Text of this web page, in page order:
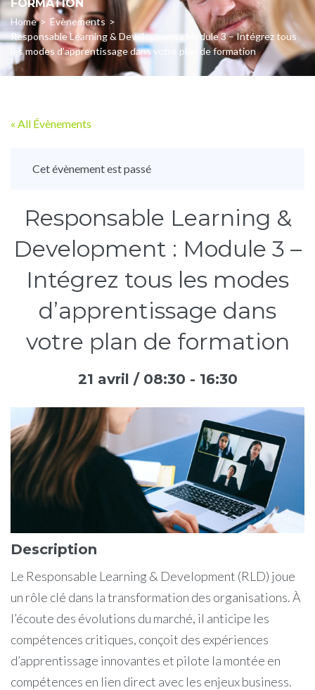
FORMATION
Home > Évènements >
Responsable Learning & Development : Module 3 – Intégrez tous
les modes d’apprentissage dans votre plan de formation
« All Évènements
Cet évènement est passé
Responsable Learning &
Development : Module 3 –
Intégrez tous les modes
d’apprentissage dans
votre plan de formation
21 avril / 08:30 - 16:30
Description
Le Responsable Learning & Development (RLD) joue
un rôle clé dans la transformation des organisations. À
l’écoute des évolutions du marché, il anticipe les
compétences critiques, conçoit des expériences
d’apprentissage innovantes et pilote la montée en
compétences en lien direct avec les enjeux business.